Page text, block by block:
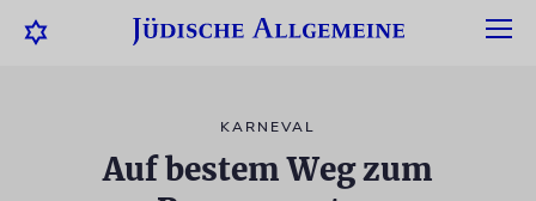
KARNEVAL
Auf bestem Weg zum